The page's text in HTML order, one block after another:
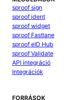
sproof sign
sproof ident
sproof widget
sproof Fastlane
sproof eID Hub
sproof Validate
API integráció
Integrációk
FORRÁSOK